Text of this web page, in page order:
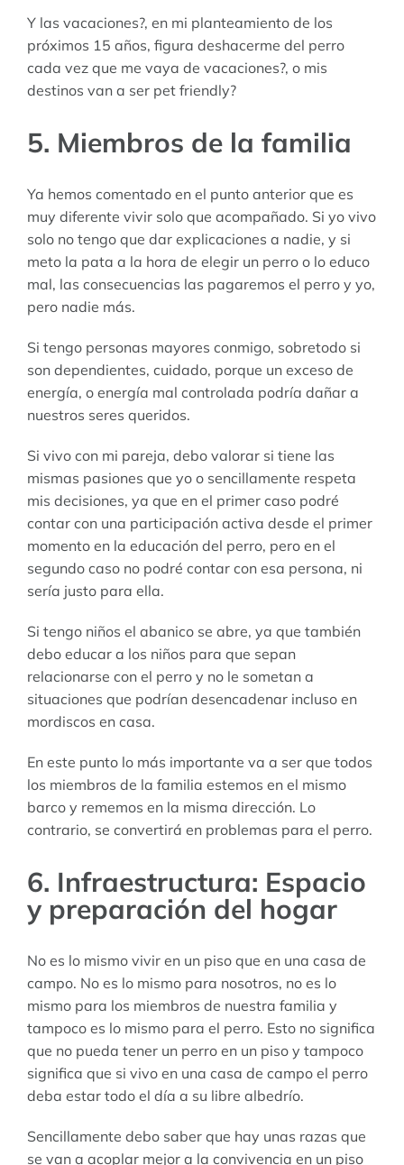
Y las vacaciones?, en mi planteamiento de los
próximos 15 años, figura deshacerme del perro
cada vez que me vaya de vacaciones?, o mis
destinos van a ser pet friendly?
5. Miembros de la familia
Ya hemos comentado en el punto anterior que es
muy diferente vivir solo que acompañado. Si yo vivo
solo no tengo que dar explicaciones a nadie, y si
meto la pata a la hora de elegir un perro o lo educo
mal, las consecuencias las pagaremos el perro y yo,
pero nadie más.
Si tengo personas mayores conmigo, sobretodo si
son dependientes, cuidado, porque un exceso de
energía, o energía mal controlada podría dañar a
nuestros seres queridos.
Si vivo con mi pareja, debo valorar si tiene las
mismas pasiones que yo o sencillamente respeta
mis decisiones, ya que en el primer caso podré
contar con una participación activa desde el primer
momento en la educación del perro, pero en el
segundo caso no podré contar con esa persona, ni
sería justo para ella.
Si tengo niños el abanico se abre, ya que también
debo educar a los niños para que sepan
relacionarse con el perro y no le sometan a
situaciones que podrían desencadenar incluso en
mordiscos en casa.
En este punto lo más importante va a ser que todos
los miembros de la familia estemos en el mismo
barco y rememos en la misma dirección. Lo
contrario, se convertirá en problemas para el perro.
6. Infraestructura: Espacio
y preparación del hogar
No es lo mismo vivir en un piso que en una casa de
campo. No es lo mismo para nosotros, no es lo
mismo para los miembros de nuestra familia y
tampoco es lo mismo para el perro. Esto no significa
que no pueda tener un perro en un piso y tampoco
significa que si vivo en una casa de campo el perro
deba estar todo el día a su libre albedrío.
Sencillamente debo saber que hay unas razas que
se van a acoplar mejor a la convivencia en un piso